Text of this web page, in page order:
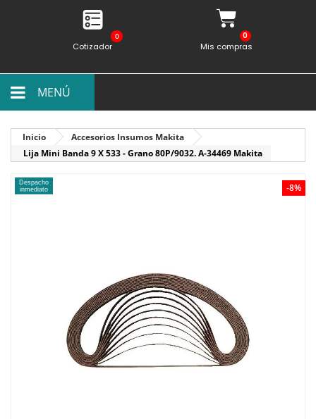
0
Cotizador Mis compras
MENÚ
Inicio
Accesorios Insumos Makita
Lija Mini Banda 9 X 533 - Grano 80P/9032. A-34469 Makita
-8%
Despacho
inmediato